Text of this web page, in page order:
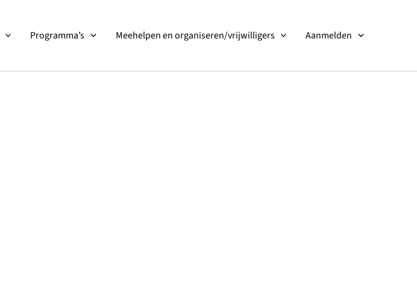
Programma’s Meehelpen en organiseren/vrijwilligers Aanmelden